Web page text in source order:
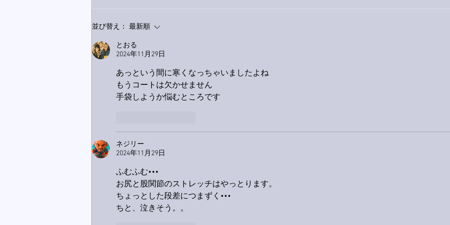
9月23日「amiism」リリー
並び替え： 最新順
とおる
2024年11月29日
あっという間に寒くなっちゃいましたよね
もうコートは欠かせません
手袋しようか悩むところです
ネジリー
2024年11月29日
ふむふむ•••
お尻と股関節のストレッチはやっとります。
ちょっとした段差につまずく•••
ちと、泣きそう。。